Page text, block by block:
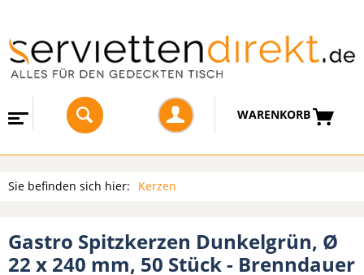
WARENKORB
Sie befinden sich hier: Kerzen
Gastro Spitzkerzen Dunkelgrün, Ø
22 x 240 mm, 50 Stück - Brenndauer